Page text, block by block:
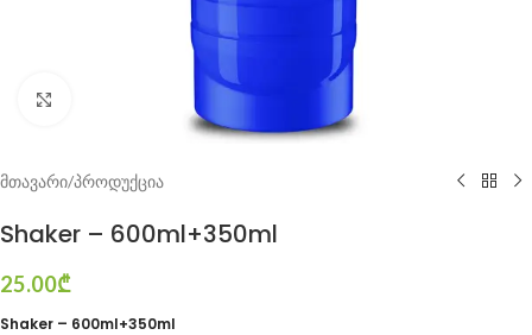
მთავარი/პროდუქცია
Shaker – 600ml+350ml
25.00₾
Shaker – 600ml+350ml